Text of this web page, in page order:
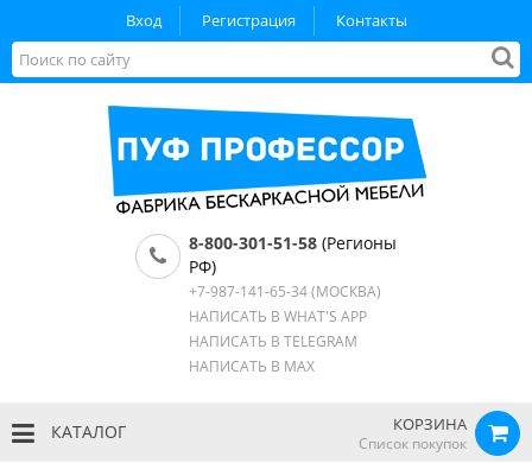
Вход Регистрация Контакты
8-800-301-51-58 (Регионы
РФ)
+7-987-141-65-34(МОСКВА)
НАПИСАТЬ В WHAT'S APP
НАПИСАТЬ В TELEGRAM
НАПИСАТЬ В MAX
КОРЗИНА
Список покупок
КАТАЛОГ